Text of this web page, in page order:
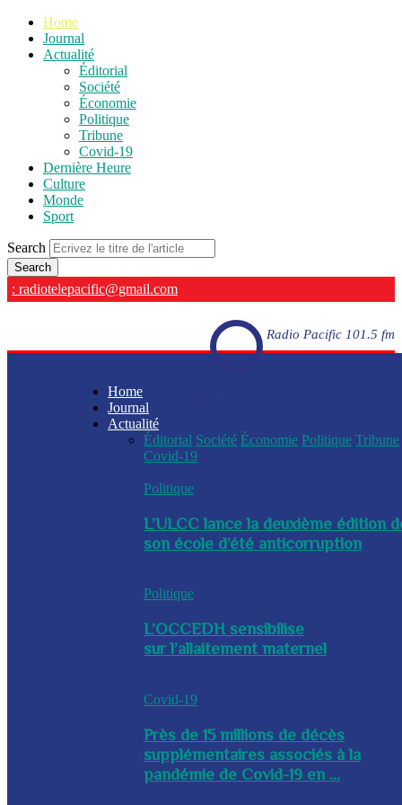
Home
Journal
Actualité
Éditorial
Société
Économie
Politique
Tribune
Covid-19
Dernière Heure
Culture
Monde
Sport
Search
: radiotelepacific@gmail.com
Radio Pacific 101.5 fm
Home
Journal
Actualité
Éditorial Société Économie Politique Tribune
Covid-19
Politique
L’ULCC lance la deuxième édition
son école d’été anticorruption
Politique
L’OCCEDH sensibilise
sur l’allaitement maternel
Covid-19
Près de 15 millions de décès
supplémentaires associés à la
pandémie de Covid-19 en ...